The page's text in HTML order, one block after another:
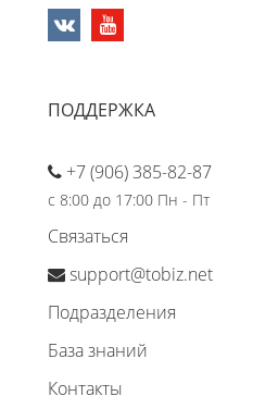
ПОДДЕРЖКА
+7 (906) 385-82-87
с 8:00 до 17:00 Пн - Пт
Связаться
support@tobiz.net
Подразделения
База знаний
Контакты